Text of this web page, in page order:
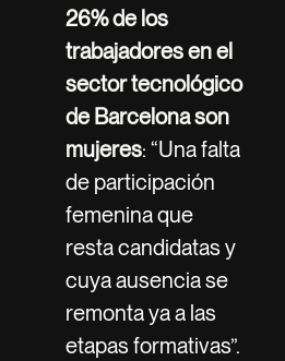
26% de los
trabajadores en el
sector tecnológico
de Barcelona son
mujeres: “Una falta
de participación
femenina que
resta candidatas y
cuya ausencia se
remonta ya a las
etapas formativas”.